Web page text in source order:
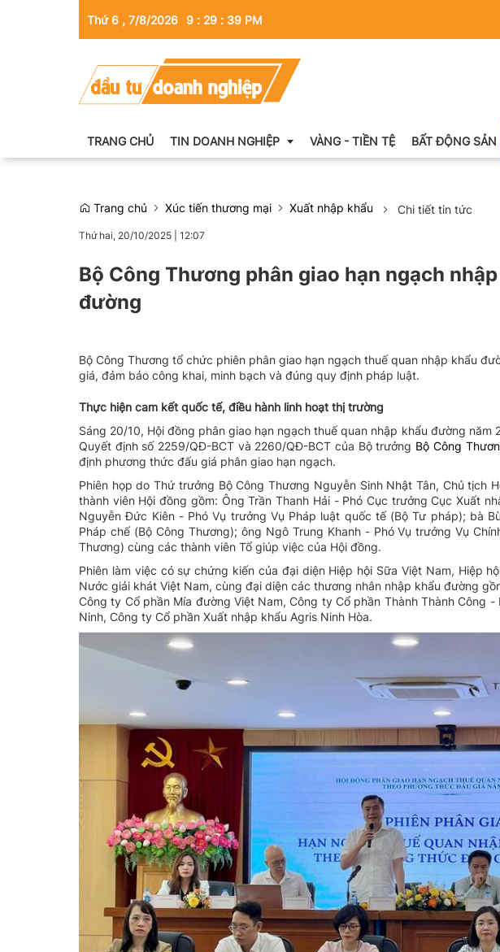
Thứ 6 , 7/8/2026 9 : 29 : 41PM
TRANG CHỦ TIN DOANH NGHIỆP
Thông tin doanh nghiệp
Kinh tế tài chính
VÀNG - TIỀN TỆ BẤT ĐỘNG SẢN
Trang chủ Xúc tiến thương mại Xuất nhập khẩu Chi tiết tin tức
Thứ hai, 20/10/2025 12:07
Bộ Công Thương phân giao hạn ngạch
đường
Bộ Công Thương tổ chức phiên phân giao hạn ngạch thuế quan nhập khẩu
giá, đảm bảo công khai, minh bạch và đúng quy định pháp luật.
Thực hiện cam kết quốc tế, điều hành linh hoạt thị trường
Sáng 20/10, Hội đồng phân giao hạn ngạch thuế quan nhập khẩu đường
Quyết định số 2259/QĐ-BCT và 2260/QĐ-BCT của Bộ trưởng Bộ Công
định phương thức đấu giá phân giao hạn ngạch.
Phiên họp do Thứ trưởng Bộ Công Thương Nguyễn Sinh Nhật Tân, Chủ tịch
thành viên Hội đồng gồm: Ông Trần Thanh Hải - Phó Cục trưởng Cục Xuất
Nguyễn Đức Kiên - Phó Vụ trưởng Vụ Pháp luật quốc tế (Bộ Tư pháp); bà
Pháp chế (Bộ Công Thương); ông Ngô Trung Khanh - Phó Vụ trưởng Vụ
Thương) cùng các thành viên Tổ giúp việc của Hội đồng.
Phiên làm việc có sự chứng kiến của đại diện Hiệp hội Sữa Việt Nam, Hiệp
Nước giải khát Việt Nam, cùng đại diện các thương nhân nhập khẩu đường
Công ty Cổ phần Mía đường Việt Nam, Công ty Cổ phần Thành Thành Công -
Ninh, Công ty Cổ phần Xuất nhập khẩu Agris Ninh Hòa.